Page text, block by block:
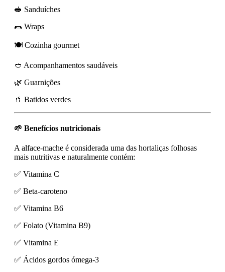
🥪 Sanduíches
🌯 Wraps
🍽️ Cozinha gourmet
🥙 Acompanhamentos saudáveis
🌿 Guarnições
🥤 Batidos verdes
🌱 Benefícios nutricionais
A alface-mache é considerada uma das hortaliças folhosas
mais nutritivas e naturalmente contém:
✅ Vitamina C
✅ Beta-caroteno
✅ Vitamina B6
✅ Folato (Vitamina B9)
✅ Vitamina E
✅ Ácidos gordos ómega-3